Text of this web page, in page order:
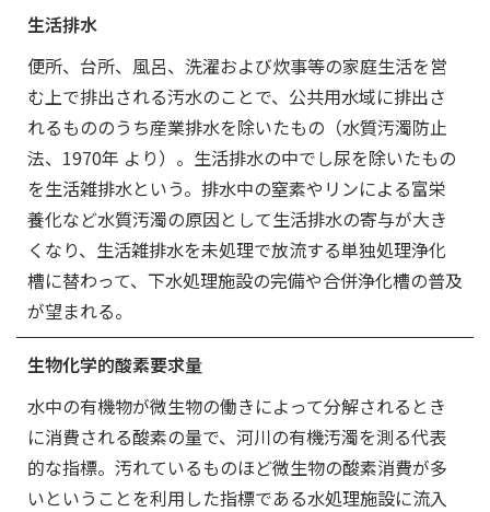
生活排水
便所、台所、風呂、洗濯および炊事等の家庭生活を営
む上で排出される汚水のことで、公共用水域に排出さ
れるもののうち産業排水を除いたもの（水質汚濁防止
法、1970年 より）。生活排水の中でし尿を除いたもの
を生活雑排水という。排水中の窒素やリンによる富栄
養化など水質汚濁の原因として生活排水の寄与が大き
くなり、生活雑排水を未処理で放流する単独処理浄化
槽に替わって、下水処理施設の完備や合併浄化槽の普及
が望まれる。
生物化学的酸素要求量
水中の有機物が微生物の働きによって分解されるとき
に消費される酸素の量で、河川の有機汚濁を測る代表
的な指標。汚れているものほど微生物の酸素消費が多
いということを利用した指標である水処理施設に流入